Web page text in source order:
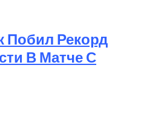
Рекорд
В Матче С